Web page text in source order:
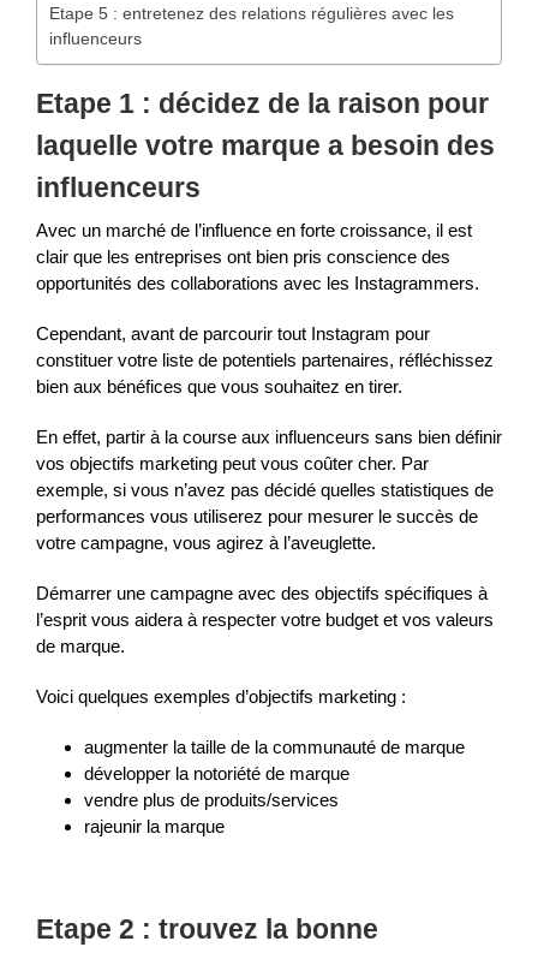
Etape 5 : entretenez des relations régulières avec les
influenceurs
Etape 1 : décidez de la raison pour
laquelle votre marque a besoin des
influenceurs
Avec un marché de l’influence en forte croissance, il est
clair que les entreprises ont bien pris conscience des
opportunités des collaborations avec les Instagrammers.
Cependant, avant de parcourir tout Instagram pour
constituer votre liste de potentiels partenaires, réfléchissez
bien aux bénéfices que vous souhaitez en tirer.
En effet, partir à la course aux influenceurs sans bien définir
vos objectifs marketing peut vous coûter cher. Par
exemple, si vous n’avez pas décidé quelles statistiques de
performances vous utiliserez pour mesurer le succès de
votre campagne, vous agirez à l’aveuglette.
Démarrer une campagne avec des objectifs spécifiques à
l’esprit vous aidera à respecter votre budget et vos valeurs
de marque.
Voici quelques exemples d’objectifs marketing :
augmenter la taille de la communauté de marque
développer la notoriété de marque
vendre plus de produits/services
rajeunir la marque
Etape 2 : trouvez la bonne